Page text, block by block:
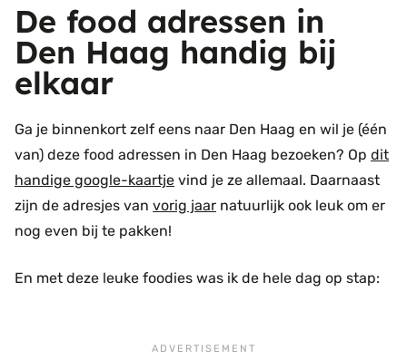
De food adressen in
Den Haag handig bij
elkaar
Ga je binnenkort zelf eens naar Den Haag en wil je (één
van) deze food adressen in Den Haag bezoeken? Op dit
handige google-kaartje vind je ze allemaal. Daarnaast
zijn de adresjes van vorig jaar natuurlijk ook leuk om er
nog even bij te pakken!
En met deze leuke foodies was ik de hele dag op stap: